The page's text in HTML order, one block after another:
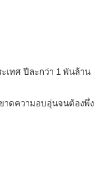
เทศ ปีละกว่า 1 พันล้าน
าดความอบอุ่นจนต้องพึ่ง